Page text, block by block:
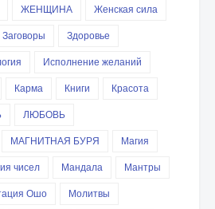
ЖЕНЩИНА
Женская сила
Заговоры
Здоровье
Исполнение желаний
Карма Книги
Красота
ЛЮБОВЬ
МАГНИТНАЯ БУРЯ
Магия
чисел Мандала
Мантры
Ошо
Молитвы